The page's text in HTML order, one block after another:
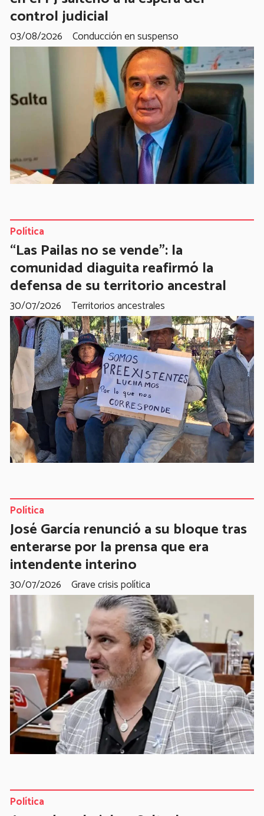
control judicial
Conducción en suspenso
03/08/2026
“Las Pailas no se vende”: la
comunidad diaguita reafirmó la
defensa de su territorio ancestral
Territorios ancestrales
Política
30/07/2026
José García renunció a su bloque tras
enterarse por la prensa que era
intendente interino
Grave crisis política
Política
30/07/2026
Política